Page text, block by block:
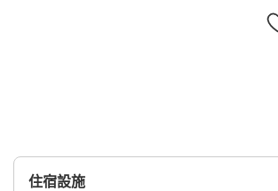
住宿設施